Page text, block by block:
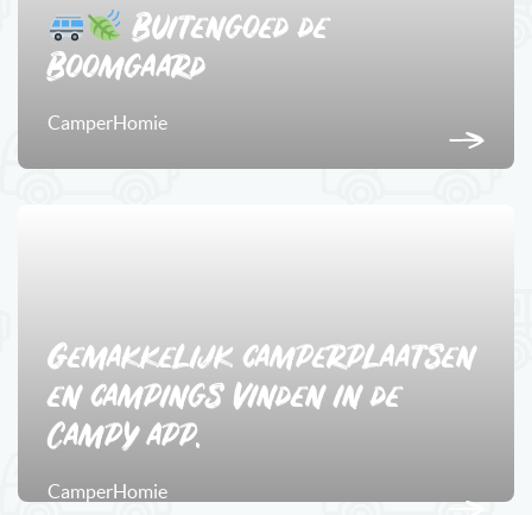
Buitengoed de
Boomgaard
CamperHomie
Gemakkelijk camperplaatsen
en campings vinden in de
Campy app.
CamperHomie